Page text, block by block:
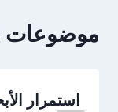
موضوعات
استمرار